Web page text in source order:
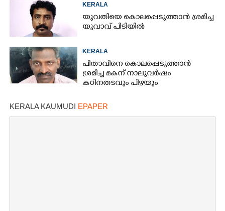
KERALA
യുവതിയെ കൊലപ്പെടുത്താൻ ശ്രമിച്ച
യുവാവ് പിടിയിൽ
KERALA
പിതാവിനെ കൊലപ്പെടുത്താൻ
ശ്രമിച്ച മകന് നാലുവർഷം
കഠിനതടവും പിഴയും
KERALA KAUMUDI EPAPER